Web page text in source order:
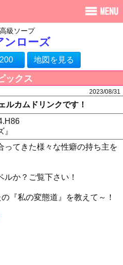
級ソープ
ンローズ
地図を見る
ックス
2023/08/31
ルカムドリンクです！
ってきた様々な性癖の持ち主を
か？ご覧下さい！
『私の変態道』を教えて～！